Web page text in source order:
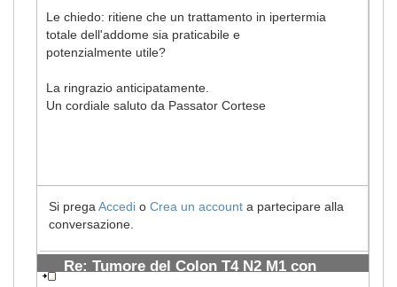
Le chiedo: ritiene che un trattamento in ipertermia
totale dell'addome sia praticabile e
potenzialmente utile?
La ringrazio anticipatamente.
Un cordiale saluto da Passator Cortese
Si prega Accedi o Crea un account a partecipare alla
conversazione.
Re: Tumore del Colon T4 N2 M1 con